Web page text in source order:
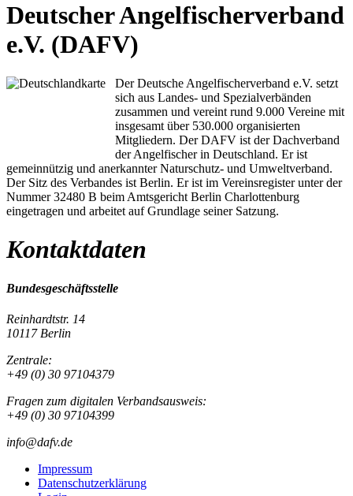
Deutscher Angelfischerverband
e.V. (DAFV)
Der Deutsche Angelfischerverband e.V. setzt
sich aus Landes- und Spezialverbänden
zusammen und vereint rund 9.000 Vereine mit
insgesamt über 530.000 organisierten
Mitgliedern. Der DAFV ist der Dachverband
der Angelfischer in Deutschland. Er ist
gemeinnützig und anerkannter Naturschutz- und Umweltverband.
Der Sitz des Verbandes ist Berlin. Er ist im Vereinsregister unter der
Nummer 32480 B beim Amtsgericht Berlin Charlottenburg
eingetragen und arbeitet auf Grundlage seiner Satzung.
Kontaktdaten
Bundesgeschäftsstelle
Reinhardtstr. 14
10117 Berlin
Zentrale:
+49 (0) 30 97104379
Fragen zum digitalen Verbandsausweis:
+49 (0) 30 97104399
info@dafv.de
Impressum
Datenschutzerklärung